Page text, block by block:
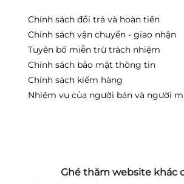
Chính sách đổi trả và hoàn tiền
Chính sách vận chuyển - giao nhận
Tuyên bố miễn trừ trách nhiệm
Chính sách bảo mật thông tin
Chính sách kiểm hàng
Nhiệm vụ của người bán và người
Ghé thăm website khác